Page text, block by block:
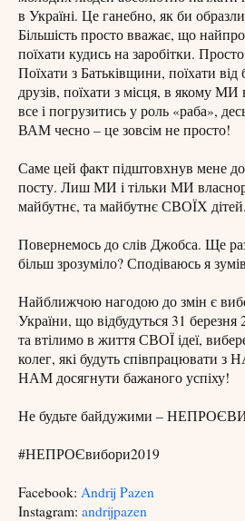
в Україні. Це ганебно, як би
Більшість просто вважає, що
поїхати кудись на заробітки. Просто
Поїхати з Батьківщини, поїхати від
друзів, поїхати з місця, в якому
все і погрузитись у роль «раба»,
ВАМ чесно – це зовсім не просто!
Саме цей факт підштовхнув мене
посту. Лиш МИ і тільки МИ
майбутнє, та майбутнє СВОЇХ
Повернемось до слів Джобса. Ще
більш зрозуміло? Сподіваюсь я
Найближчою нагодою до змін є
України, що відбудуться 31
та втілимо в життя СВОЇ ідеї,
колег, які будуть співпрацювати
НАМ досягнути бажаного успіху!
Не будьте байдужими –
#НЕПРОЄвибори2019
Facebook: Andrij Pazen
Instagram: andrijpazen